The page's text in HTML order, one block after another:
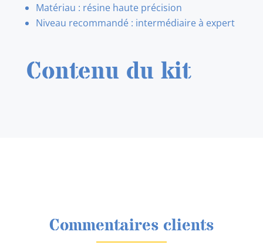
Matériau : résine haute précision
Niveau recommandé : intermédiaire à expert
Contenu du kit
Commentaires clients